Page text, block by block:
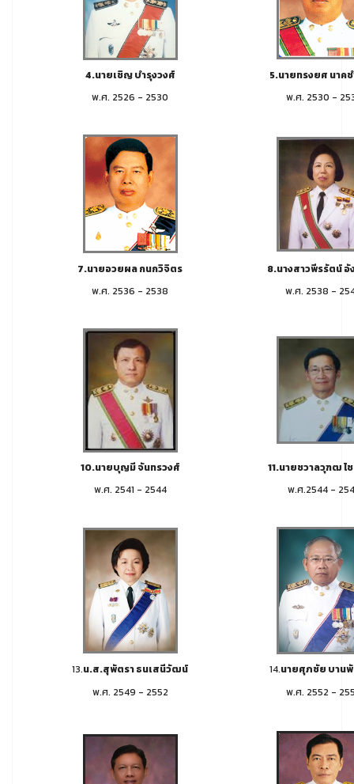
4.นายเชิญ บำรุงวงศ์
5.นายทรงยศ นาค
พ.ศ. 2526 - 2530
พ.ศ. 2530 -
7.นายอวยผล กนกวิจิตร
8.นางสาวพีรรัตน์ อั
พ.ศ. 2536 - 2538
พ.ศ. 2538 -
10.นายบุญมี จันทรวงศ์
11.นายชวาลวุฑฒ ไ
พ.ศ. 2541 - 2544
พ.ศ.2544 -
13.น.ส.สุพัตรา ธนเสนีวัฒน์ 14.นายศุภชัย บาน
พ.ศ. 2549 - 2552
พ.ศ. 2552 -